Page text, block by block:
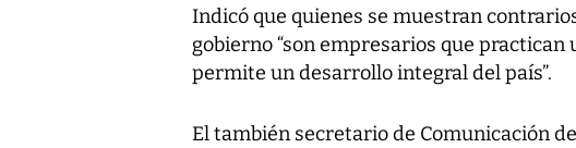
Indicó que quienes se muestran
gobierno “son empresarios que
permite un desarrollo integral del país”.
El también secretario de Comunicación